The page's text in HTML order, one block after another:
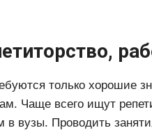
только хорошие
Чаще всего ищут
в вузы. Проводить